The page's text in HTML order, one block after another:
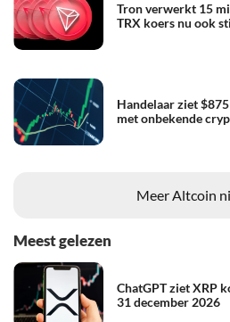
Tron verwerkt 15
TRX koers nu ook
Handelaar ziet
met onbekende
Meer Altcoin
Meest gelezen
ChatGPT ziet XRP
31 december 2026